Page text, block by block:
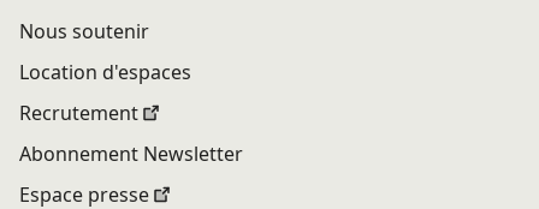
Nous soutenir
Location d'espaces
Recrutement
Abonnement Newsletter
Espace presse